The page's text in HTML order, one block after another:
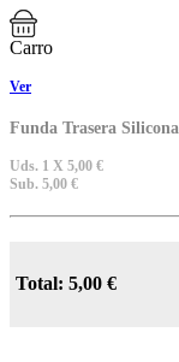
Carro
Ver
Funda Trasera Silicona
Uds. 1 X 5,00 €
Sub. 5,00 €
Total: 5,00 €